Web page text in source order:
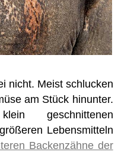
nicht. Meist schlucken
am Stück hinunter.
geschnittenen
Lebensmitteln
Backenzähne der